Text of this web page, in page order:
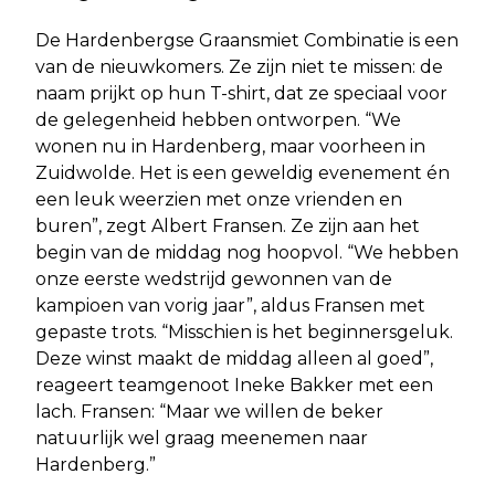
De Hardenbergse Graansmiet Combinatie is een
van de nieuwkomers. Ze zijn niet te missen: de
naam prijkt op hun T-shirt, dat ze speciaal voor
de gelegenheid hebben ontworpen. “We
wonen nu in Hardenberg, maar voorheen in
Zuidwolde. Het is een geweldig evenement én
een leuk weerzien met onze vrienden en
buren”, zegt Albert Fransen. Ze zijn aan het
begin van de middag nog hoopvol. “We hebben
onze eerste wedstrijd gewonnen van de
kampioen van vorig jaar”, aldus Fransen met
gepaste trots. “Misschien is het beginnersgeluk.
Deze winst maakt de middag alleen al goed”,
reageert teamgenoot Ineke Bakker met een
lach. Fransen: “Maar we willen de beker
natuurlijk wel graag meenemen naar
Hardenberg.”